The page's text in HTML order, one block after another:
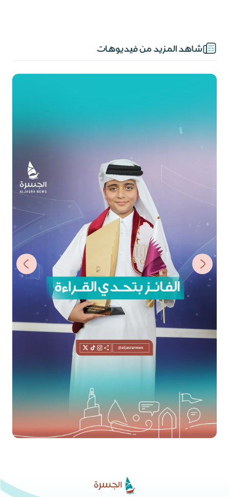
شاهد المزيد من فيديوهات